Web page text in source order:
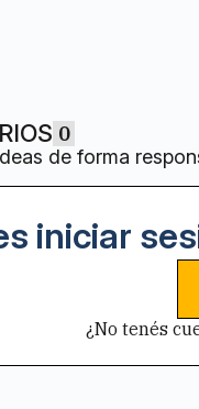
0
de forma
iniciar
¿No tenés